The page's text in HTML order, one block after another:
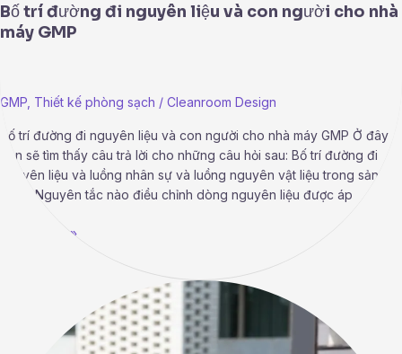
Bố trí đường đi nguyên liệu và con người cho nhà
máy GMP
GMP Thiết kế phòng sạch / Cleanroom Design
Bố trí đường đi nguyên liệu và con người cho nhà máy GMP Ở đây
bạn sẽ tìm thấy câu trả lời cho những câu hỏi sau: Bố trí đường đi
nguyên liệu và luồng nhân sự và luồng nguyên vật liệu trong sản
xuất? Nguyên tắc nào điều chỉnh dòng nguyên liệu được áp
Read More »